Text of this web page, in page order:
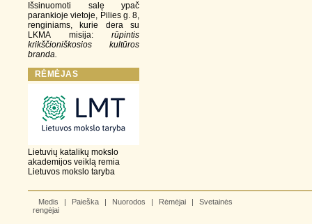
Išsinuomoti salę ypač
parankioje vietoje, Pilies g. 8,
renginiams, kurie dera su
LKMA misija: rūpintis
krikščioniškosios kultūros
branda.
RĖMĖJAS
Lietuvių katalikų mokslo
akademijos veiklą remia
Lietuvos mokslo taryba
Medis | Paieška | Nuorodos | Rėmėjai |
Svetainės
rengėjai